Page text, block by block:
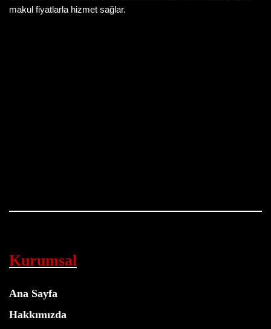
makul fiyatlarla hizmet sağlar.
Kurumsal
Ana Sayfa
Hakkımızda